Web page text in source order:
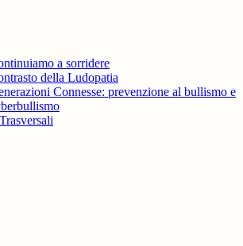
a sorridere
della Ludopatia
Connesse: prevenzione al bullismo e